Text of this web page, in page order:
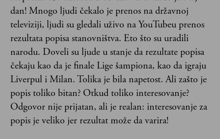
dan! Mnogo ljudi čekalo je prenos na državnoj
televiziji, ljudi su gledali uživo na YouTubeu prenos
rezultata popisa stanovništva. Eto što su uradili
narodu. Doveli su ljude u stanje da rezultate popisa
čekaju kao da je finale Lige šampiona, kao da igraju
Liverpul i Milan. Tolika je bila napetost. Ali zašto je
popis toliko bitan? Otkud toliko interesovanje?
Odgovor nije prijatan, ali je realan: interesovanje za
popis je veliko jer rezultat može da varira!